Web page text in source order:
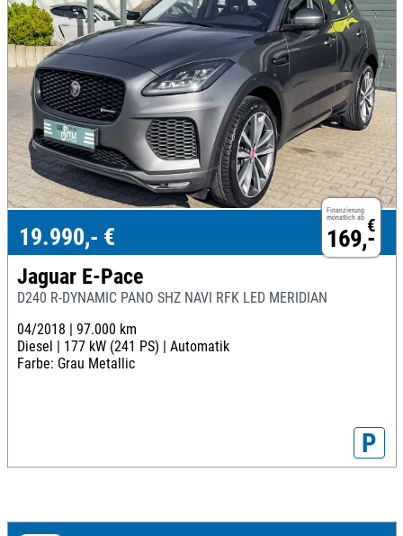
Finanzierung
monatlich ab €
169,-
19.990,- €
Jaguar E-Pace
D240 R-DYNAMIC PANO SHZ NAVI RFK LED MERIDIAN
04/2018 | 97.000 km
Diesel | 177 kW (241 PS) | Automatik
Farbe: Grau Metallic
P